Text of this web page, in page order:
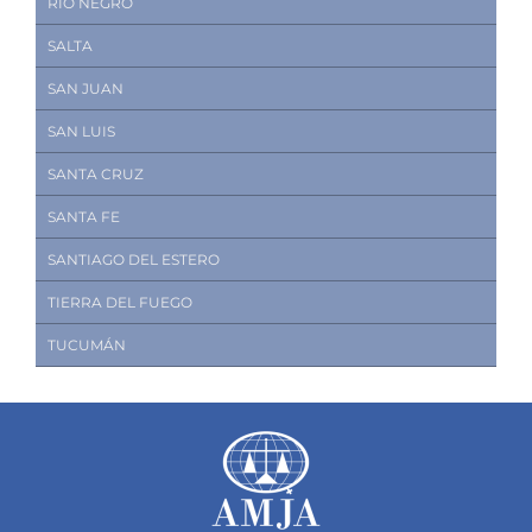
SALTA
SAN JUAN
SAN LUIS
SANTA CRUZ
SANTA FE
SANTIAGO DEL ESTERO
TIERRA DEL FUEGO
TUCUMÁN